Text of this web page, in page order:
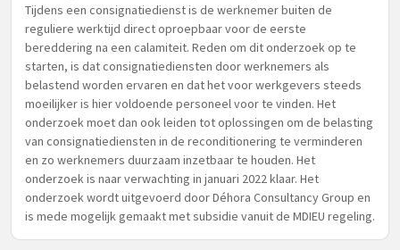
Tijdens een consignatiedienst is de werknemer buiten de
reguliere werktijd direct oproepbaar voor de eerste
bereddering na een calamiteit. Reden om dit onderzoek op te
starten, is dat consignatiediensten door werknemers als
belastend worden ervaren en dat het voor werkgevers steeds
moeilijker is hier voldoende personeel voor te vinden. Het
onderzoek moet dan ook leiden tot oplossingen om de belasting
van consignatiediensten in de reconditionering te verminderen
en zo werknemers duurzaam inzetbaar te houden. Het
onderzoek is naar verwachting in januari 2022 klaar. Het
onderzoek wordt uitgevoerd door Déhora Consultancy Group en
is mede mogelijk gemaakt met subsidie vanuit de MDIEU regeling.